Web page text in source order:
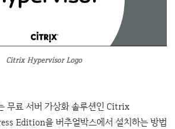
Citrix Hypervisor Logo
무료 서버 가상화 솔루션인 Citrix
Edition을 버추얼박스에서 설치하는 방법